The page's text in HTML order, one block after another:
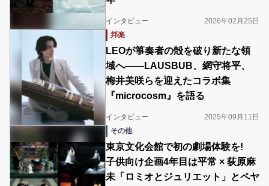
インタビュー
2026年02月25日
邦楽
LEOが箏奏者の殻を破り新たな領
域へ――LAUSBUB、網守将平、
梅井美咲らを迎えたコラボ集
『microcosm』を語る
インタビュー
2025年09月11日
その他
東京文化会館で初の劇場体験を!
子供向け企画4年目は平常 × 荻原麻
未「ロミオとジュリエット」とペヤ